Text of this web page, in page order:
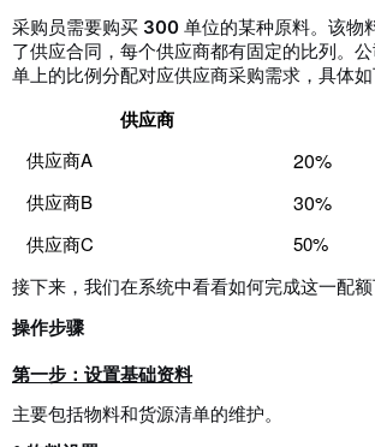
采购员需要购买 300 单位的某种原料。该物
了供应合同，每个供应商都有固定的比列。
单上的比例分配对应供应商采购需求，具体如
供应商
供应商A 20%
供应商B 30%
供应商C 50%
接下来，我们在系统中看看如何完成这一配额
操作步骤
第一步：设置基础资料
主要包括物料和货源清单的维护。